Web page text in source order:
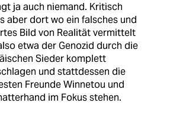
ja auch niemand. Kritisch
aber dort wo ein falsches und
Bild von Realität vermittelt
etwa der Genozid durch die
Sieder komplett
und stattdessen die
Freunde Winnetou und
im Fokus stehen.